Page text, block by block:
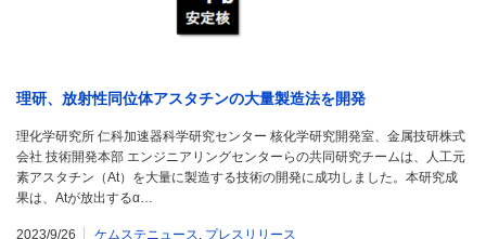
理研、放射性同位体アスタチンの大量製造法を開発
理化学研究所 仁科加速器科学研究センター 核化学研究開発室、金属技研株式
会社 技術開発本部 エンジニアリングセンターらの共同研究チームは、人工元
素アスタチン（At）を大量に製造する技術の開発に成功しました。本研究成
果は、Atが放出するα…
2023/9/26 ケムステニュース プレスリリース